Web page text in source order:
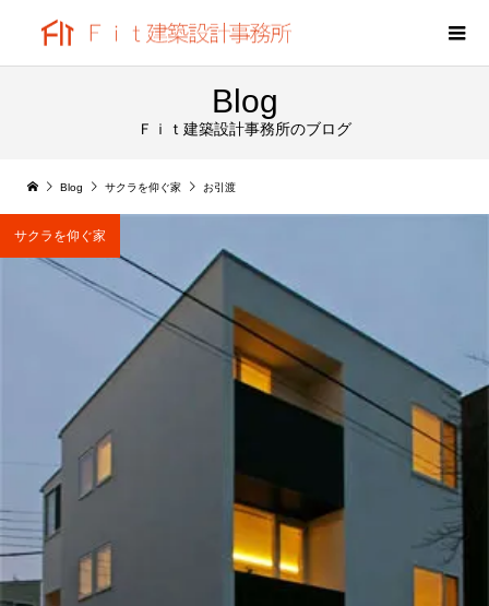
Blog
Ｆｉｔ建築設計事務所のブログ
Blog サクラを仰ぐ家 お引渡
サクラを仰ぐ家